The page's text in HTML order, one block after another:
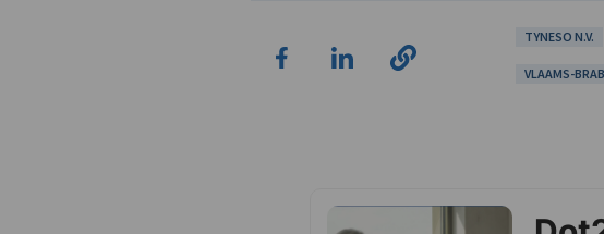
TYNESO N.V.
VLAAMS-